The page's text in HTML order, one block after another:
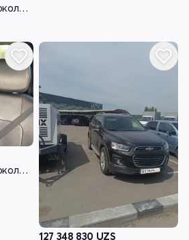
Chevrolet Captiva I - поколение рестайлинг
Chevrolet Captiva I - поколение рестайлинг
127 348 830 UZS